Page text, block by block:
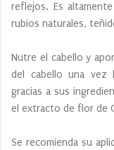
reflejos. Es
rubios naturales,
Nutre el cabello y
del cabello una vez
gracias a sus
el extracto de flor de
Se recomienda su